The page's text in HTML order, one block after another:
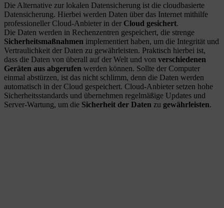
Die Alternative zur lokalen Datensicherung ist die cloudbasierte
Datensicherung. Hierbei werden Daten über das Internet mithilfe
professioneller Cloud-Anbieter in der Cloud gesichert.
Die Daten werden in Rechenzentren gespeichert, die strenge
Sicherheitsmaßnahmen implementiert haben, um die Integrität und
Vertraulichkeit der Daten zu gewährleisten. Praktisch hierbei ist,
dass die Daten von überall auf der Welt und von verschiedenen
Geräten aus abgerufen werden können. Sollte der Computer
einmal abstürzen, ist das nicht schlimm, denn die Daten werden
automatisch in der Cloud gespeichert. Cloud-Anbieter setzen hohe
Sicherheitsstandards und übernehmen regelmäßige Updates und
Server-Wartung, um die Sicherheit der Daten zu gewährleisten.